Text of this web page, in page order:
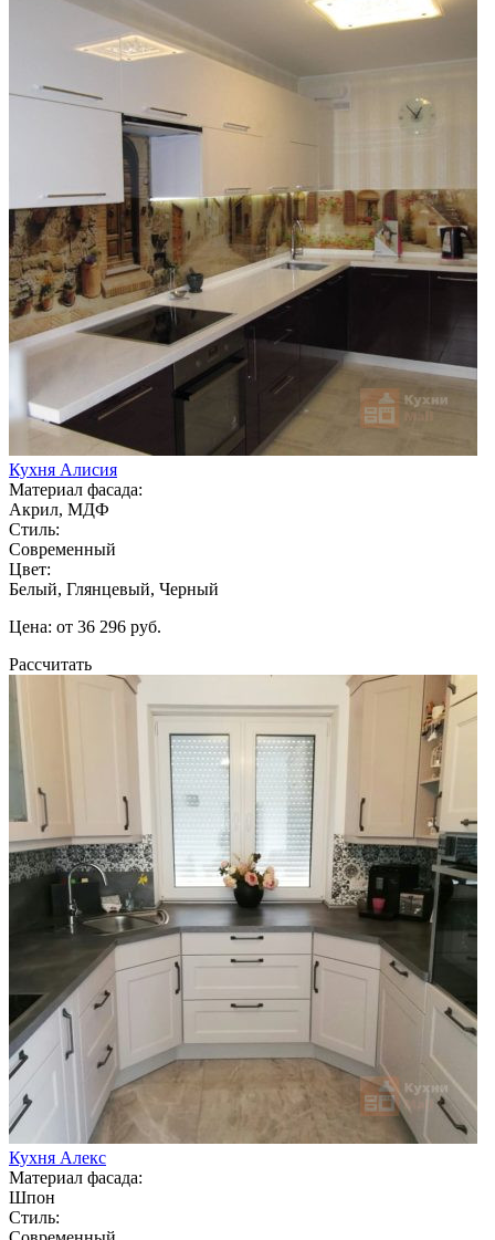
Кухня Алисия
Материал фасада:
Акрил, МДФ
Стиль:
Современный
Цвет:
Белый, Глянцевый, Черный
Цена: от 36 296 руб.
Рассчитать
Кухня Алекс
Материал фасада:
Шпон
Стиль: